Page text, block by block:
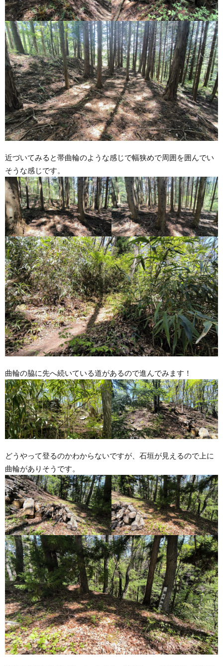
近づいてみると帯曲輪のような感じで幅狭めで周囲を囲んでい
そうな感じです。
曲輪の脇に先へ続いている道があるので進んでみます！
どうやって登るのかわからないですが、石垣が見えるので上に
曲輪がありそうです。